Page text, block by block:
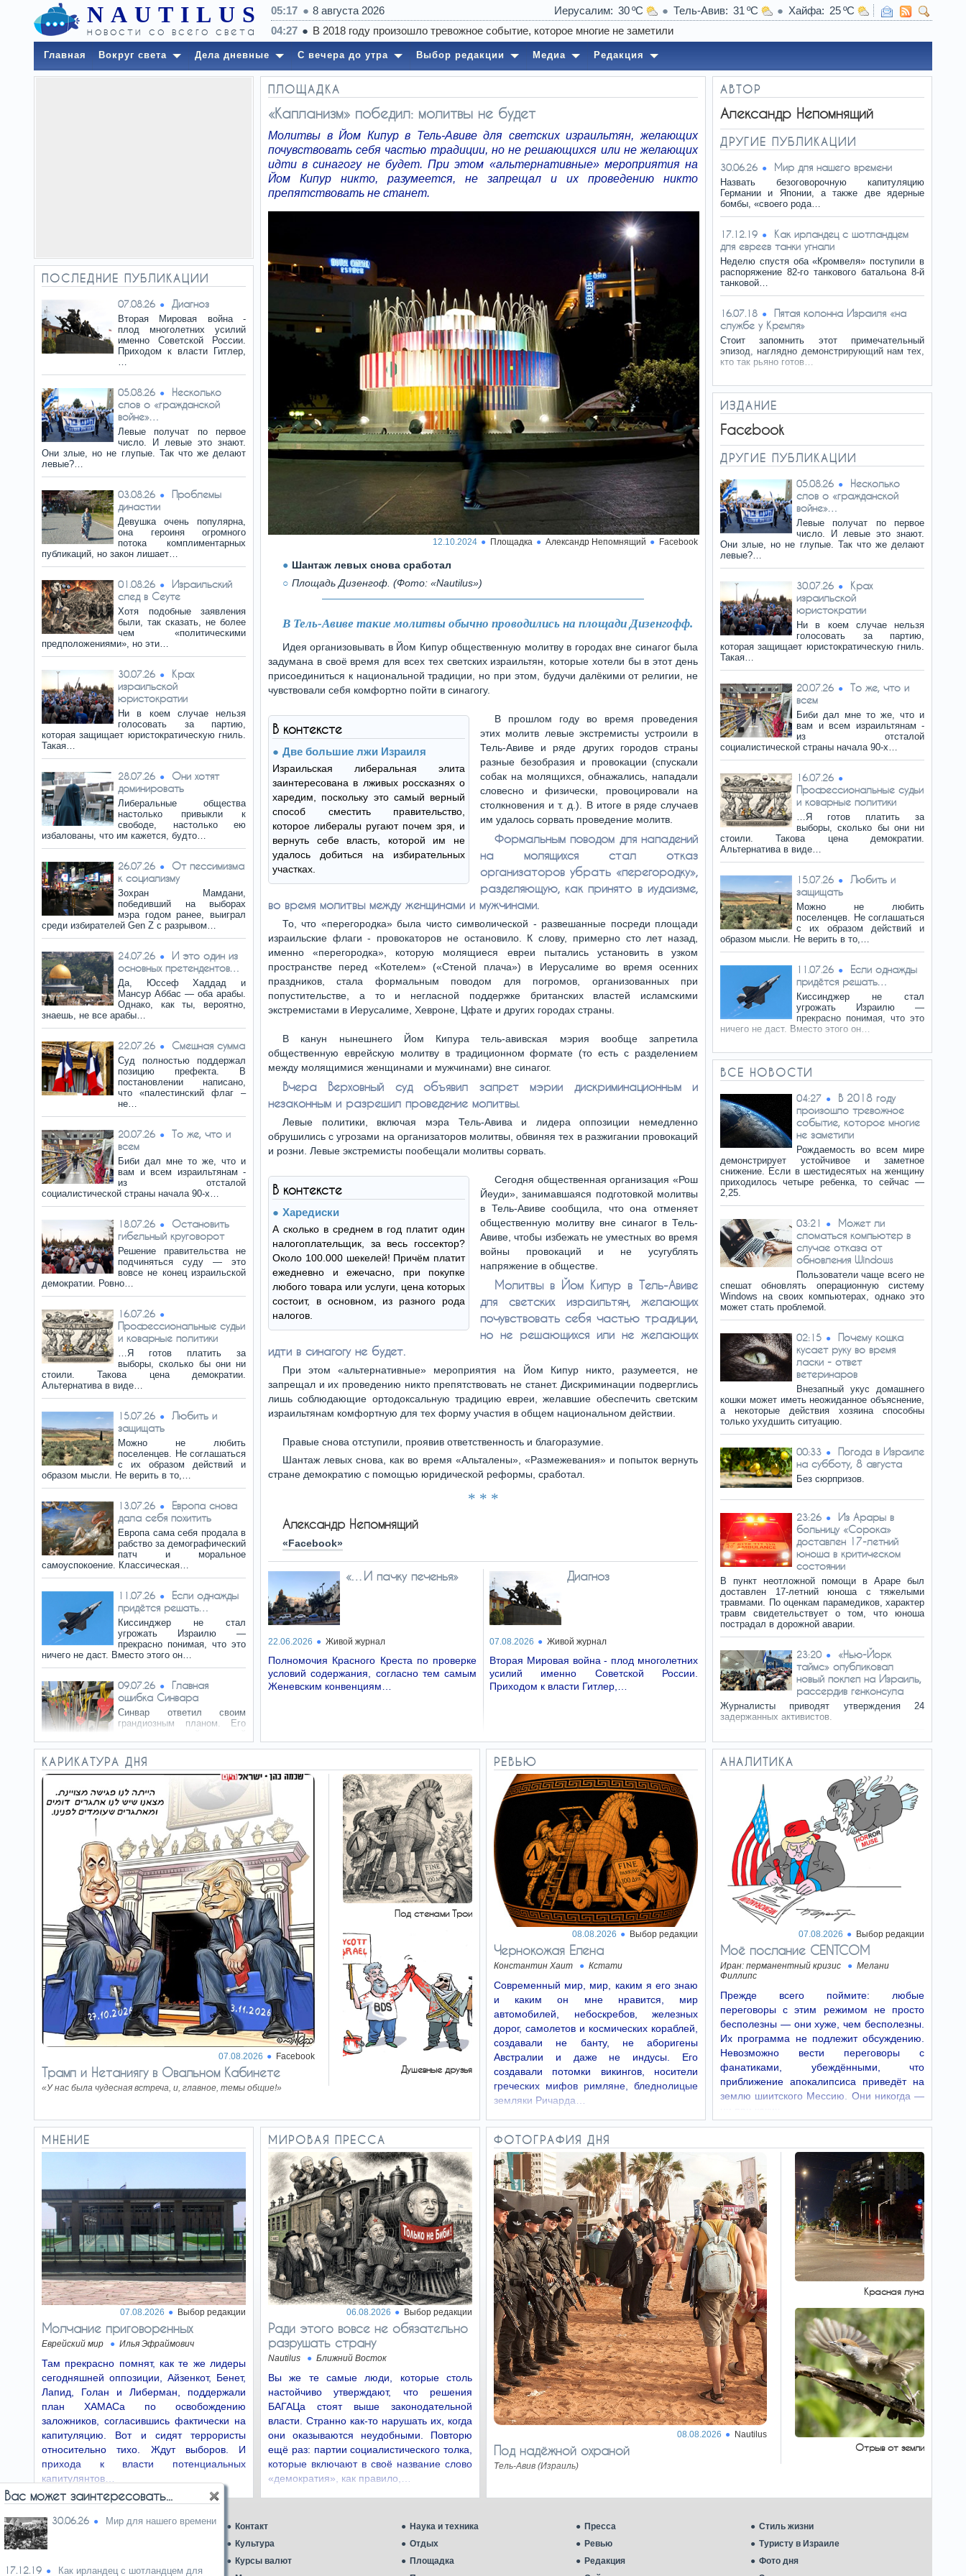
NAUTILUS
новости со всего света
05:17 8 августа 2026 Иерусалим 30 Тель-Авив 31 Хайфа
25
Главная Вокруг света Дела дневные С вечера до утра Выбор редакции Медиа Редакция
ПОСЛЕДНИЕ ПУБЛИКАЦИИ
07.08.26 Диагноз
Вторая Мировая война -
плод многолетних усилий
именно Советской России.
Приходом к власти Гитлер,
…
05.08.26
Несколько
слов о «гражданской
войне»…
Левые получат по первое
число. И левые это знают.
Они злые, но не глупые. Так что же делают
левые?…
03.08.26
Проблемы
династии
Девушка очень популярна,
она героиня огромного
потока комплиментарных
публикаций, но закон лишает…
01.08.26
Израильский
след в Сеуте
Хотя подобные заявления
были, так сказать, не более
чем «политическими
предположениями», но эти…
30.07.26
Крах
израильской
юристократии
Ни в коем случае нельзя
голосовать за партию,
которая защищает юристократическую гниль.
Такая…
28.07.26
Они хотят
доминировать
Либеральные общества
настолько привыкли к
свободе, настолько ею
избалованы, что им кажется, будто…
26.07.26
От пессимизма
к социализму
Зохран Мамдани,
победивший на выборах
мэра годом ранее, выиграл
среди избирателей Gen Z с разрывом…
24.07.26
И это один из
основных претендентов…
Да, Юссеф Хаддад и
Мансур Аббас — оба арабы.
Однако, как ты, вероятно,
знаешь, не все арабы…
22.07.26 Смешная сумма
Суд полностью поддержал
позицию префекта. В
постановлении написано,
что «палестинский флаг –
не…
20.07.26
То же, что и
всем
Биби дал мне то же, что и
вам и всем израильтянам -
из отсталой
социалистической страны начала 90-х…
18.07.26
Остановить
гибельный круговорот
Решение правительства не
подчиняться суду — это
вовсе не конец израильской
демократии. Ровно…
16.07.26
Профессиональные судьи
и коварные политики
…Я готов платить за
выборы, сколько бы они ни
стоили. Такова цена демократии.
Альтернатива в виде…
15.07.26
Любить и
защищать
Можно не любить
поселенцев. Не соглашаться
с их образом действий и
образом мысли. Не верить в то,…
13.07.26
Европа снова
дала себя похитить
Европа сама себя продала в
рабство за демографический
патч и моральное
самоуспокоение. Классическая…
11.07.26
Если однажды
придётся решать…
Киссинджер не стал
угрожать Израилю —
прекрасно понимая, что это
ничего не даст. Вместо этого он…
09.07.26
Главная
ошибка Синвара
Синвар ответил своим
грандиозным планом. Его
предполагал внезапную…
07.07.26
Почему Раола
находится под следствием
Сожаление, что нельзя
сбросить на Израиль
ядерную бомбу, является
защищённой политической речью. Но…
05.07.26
Перед нами –
лжец
Если бы командиру дивизии
действительно сообщили,
что ХАМАС готовит
масштабное наступление по всему…
03.07.26
Когда
восстановится Хизбалла?
И рассказы о поваленном
трактором электронном
заборе тоже забудьте:
проблема была не в заборе. Все…
01.07.26
Бойцы
ненавидимого фронта
Проблема с харедим - это не
их нежелание служить в
армии. Проблема - это их
нашего времени
Японии, а также две
ядерные бомбы, «своего рода…
28.06.26
Требовалось
нечто новое
Можно сказать: «Война
связана с ростом числа
детских браков». Это
описательное, нейтральное…
26.06.26
Несколько
слов о конфликте
интересов…
суда Ицхак Амит. При
назначении в Верховный суд он подписал
соглашение о…
Сначала гей-
парад, а потом игра
Ни одна группа мира, будь
то женщины, геи,
афроамериканцы или члены
общества защиты зелёных…
22.06.26
«…И пачку
печенья»
Креста по проверке условий
содержания, согласно тем
самым Женевским конвенциям…
ПЛОЩАДКА
«Капланизм» победил: молитвы не будет
Молитвы в Йом Кипур в Тель-Авиве для светских израильтян, желающих
почувствовать себя частью традиции, но не решающихся или не желающих
идти в синагогу не будет. При этом «альтернативные» мероприятия на
Йом Кипур никто, разумеется, не запрещал и их проведению никто
препятствовать не станет.
12.10.2024 Площадка Александр Непомнящий Facebook
Шантаж левых снова сработал
Площадь Дизенгоф. (Фото: «Nautilus»)
В Тель-Авиве такие молитвы обычно проводились на площади Дизенгофф.
Идея организовывать в Йом Кипур общественную молитву в городах вне синагог была
задумана в своё время для всех тех светских израильтян, которые хотели бы в этот день
присоединиться к национальной традиции, но при этом, будучи далёкими от религии, не
чувствовали себя комфортно пойти в синагогу.
В контексте
Две большие лжи Израиля
Израильская либеральная элита
заинтересована в лживых россказнях о
харедим, поскольку это самый верный
способ сместить правительство,
которое либералы ругают почем зря, и
вернуть себе власть, которой им не
удалось добиться на избирательных
участках.
В прошлом году во время проведения
этих молитв левые экстремисты устроили в
Тель-Авиве и ряде других городов страны
разные безобразия и провокации (спускали
собак на молящихся, обнажались, нападали
словесно и физически, провоцировали на
столкновения и т. д.). В итоге в ряде случаев
им удалось сорвать проведение молитв.
Формальным поводом для нападений
на молящихся стал отказ
организаторов убрать «перегородку»,
разделяющую, как принято в иудаизме,
во время молитвы между женщинами и мужчинами.
То, что «перегородка» была чисто символической - развешанные посреди площади
израильские флаги - провокаторов не остановило. К слову, примерно сто лет назад,
именно «перегородка», которую молящиеся евреи пытались установить в узком
пространстве перед «Котелем» («Стеной плача») в Иерусалиме во время осенних
праздников, стала формальным поводом для погромов, организованных при
попустительстве, а то и негласной поддержке британских властей исламскими
экстремистами в Иерусалиме, Хевроне, Цфате и других городах страны.
В канун нынешнего Йом Кипура тель-авивская мэрия вообще запретила
общественную еврейскую молитву в традиционном формате (то есть с разделением
между молящимися женщинами и мужчинами) вне синагог.
Вчера Верховный суд объявил запрет мэрии дискриминационным и
незаконным и разрешил проведение молитвы.
Левые политики, включая мэра Тель-Авива и лидера оппозиции немедленно
обрушились с угрозами на организаторов молитвы, обвиняя тех в разжигании провокаций
и розни. Левые экстремисты пообещали молитвы сорвать.
В контексте
Харедиски
А сколько в среднем в год платит один
налогоплательщик, за весь госсектор?
Около 100.000 шекелей! Причём платит
ежедневно и ежечасно, при покупке
любого товара или услуги, цена которых
состоит, в основном, из разного рода
налогов.
Сегодня общественная организация «Рош
Йеуди», занимавшаяся подготовкой молитвы
в Тель-Авиве сообщила, что она отменяет
общественную молитву вне синагог в Тель-
Авиве, чтобы избежать не уместных во время
войны провокаций и не усугублять
напряжение в обществе.
Молитвы в Йом Кипур в Тель-Авиве
для светских израильтян, желающих
почувствовать себя частью традиции,
но не решающихся или не желающих
идти в синагогу не будет.
При этом «альтернативные» мероприятия на Йом Кипур никто, разумеется, не
запрещал и их проведению никто препятствовать не станет. Дискриминации подверглись
лишь соблюдающие ортодоксальную традицию евреи, желавшие обеспечить светским
израильтянам комфортную для тех форму участия в общем национальном действии.
Правые снова отступили, проявив ответственность и благоразумие.
Шантаж левых снова, как во время «Альталены», «Размежевания» и попыток вернуть
стране демократию с помощью юридической реформы, сработал.
* * *
Александр Непомнящий
«Facebook»
«…И пачку печенья»
22.06.2026 Живой журнал
Полномочия Красного Креста по проверке
условий содержания, согласно тем самым
Женевским конвенциям…
Диагноз
07.08.2026 Живой журнал
Вторая Мировая война - плод многолетних
усилий именно Советской России.
Приходом к власти Гитлер,…
АВТОР
Александр Непомнящий
ДРУГИЕ ПУБЛИКАЦИИ
30.06.26 Мир для нашего времени
Назвать безоговорочную капитуляцию
Германии и Японии, а также две ядерные
бомбы, «своего рода…
17.12.19
Как ирландец с шотландцем
для евреев танки угнали
Неделю спустя оба «Кромвеля» поступили в
распоряжение 82-го танкового батальона 8-й
танковой…
16.07.18
Пятая колонна Израиля «на
службе у Кремля»
Cтоит запомнить этот примечательный
эпизод, наглядно демонстрирующий нам тех,
кто так рьяно готов…
ИЗДАНИЕ
Facebook
ДРУГИЕ ПУБЛИКАЦИИ
05.08.26
Несколько
слов о «гражданской
войне»…
Левые получат по первое
число. И левые это знают.
Они злые, но не глупые. Так что же делают
левые?…
30.07.26
Крах
израильской
юристократии
Ни в коем случае нельзя
голосовать за партию,
которая защищает юристократическую гниль.
Такая…
20.07.26
То же, что и
всем
Биби дал мне то же, что и
вам и всем израильтянам -
из отсталой
социалистической страны начала 90-х…
16.07.26
Профессиональные судьи
и коварные политики
…Я готов платить за
выборы, сколько бы они ни
стоили. Такова цена демократии.
Альтернатива в виде…
15.07.26
Любить и
защищать
Можно не любить
поселенцев. Не соглашаться
с их образом действий и
образом мысли. Не верить в то,…
11.07.26
Если однажды
придётся решать…
Киссинджер не стал
угрожать Израилю —
прекрасно понимая, что это
ничего не даст. Вместо этого он…
ВСЕ НОВОСТИ
04:27
В 2018 году
произошло тревожное
событие, которое многие
не заметили
Рождаемость во всем мире
демонстрирует устойчивое и заметное
снижение. Если в шестидесятых на женщину
приходилось четыре ребенка, то сейчас —
2,25.
03:21
Может ли
сломаться компьютер в
случае отказа от
обновления Windows
Пользователи чаще всего не
спешат обновлять операционную систему
Windows на своих компьютерах, однако это
может стать проблемой.
02:15
Почему кошка
кусает руку во время
ласки - ответ
ветеринаров
Внезапный укус домашнего
кошки может иметь неожиданное объяснение,
а некоторые действия хозяина способны
только ухудшить ситуацию.
00:33
Погода в Израиле
на субботу, 8 августа
Без сюрпризов.
23:26
Из Арары в
больницу «Сорока»
доставлен 17-летний
юноша в критическом
состоянии
В пункт неотложной помощи в Араре был
доставлен 17-летний юноша с тяжелыми
травмами. По оценкам парамедиков, характер
травм свидетельствует о том, что юноша
пострадал в дорожной аварии.
23:20
«Нью-Йорк
таймс» опубликовал
новый поклеп на Израиль,
рассердив генконсула
Журналисты приводят утверждения 24
задержанных активистов.
23:11
Путин боится
избегает поездок по
России - СМИ
После длительной паузы российский
диктатор возобновил поездки по стране,
однако география его последних визитов
заметно изменилась.
22:53
И грянул Грэм:
Сенат США одобрил
ужесточение санкций
против России и Ирана
Законопроект, разработанный покойным
сенатором, должен заставить Владимира
Путина пойти на уступки в условиях
затянувшейся войны.
продукта
Европейский рынок сахара
может столкнуться с
заметным сокращением производства.
Сочетание уменьшения посевных площадей и
аномальной жары способно привести к тому,
что урожай сахарной свеклы окажется…
22:45
Какой вид хлеба
контроля сахара в крови
мощному содержанию
минералов и клетчатки улучшают
пищеварение и общее самочувствие.
22:39
Сенат США
одобрил законопроект
Линдси Грэма о санкциях
против Ирана и России
Сенат США подавляющим
большинством голосов одобрил законопроект
о новых санкциях против России и Ирана,
который ранее продвигал покойный сенатор-
республиканец Линдси Грэм.
22:35
Израиль готовит
военный мегаплан:
населению грозят новые
налоги
План масштабного усиления
обороны потребует сотен миллиардов
шекелей, а его реализация может создать
серьезную нагрузку на бюджет страны.
22:33
Почему Израиль
до сих пор не решил
Но когда мы почувствуем эффект?
22:25
КАРИКАТУРА ДНЯ
07.08.2026 Facebook
Трамп и Нетаниягу в Овальном Кабинете
«У нас была чудесная встреча, и, главное, темы общие!»
Под стенами Трои
Душевные друзья
РЕВЬЮ
08.08.2026 Выбор редакции
Чернокожая Елена
Константин Хаит Кстати
Современный мир, мир, каким я его знаю
и каким он мне нравится, мир
автомобилей, небоскребов, железных
дорог, самолетов и космических кораблей,
создавали не банту, не аборигены
Австралии и даже не индусы. Его
создавали потомки викингов, носители
греческих мифов римляне, бледнолицые
земляки Ричарда…
АНАЛИТИКА
07.08.2026 Выбор редакции
Моё послание CENTCOM
Иран: перманентный кризис
Мелани
Филлипс
Прежде всего поймите: любые
переговоры с этим режимом не просто
бесполезны — они хуже, чем бесполезны.
Их программа не подлежит обсуждению.
Невозможно вести переговоры с
фанатиками, убеждёнными, что
приближение апокалипсиса приведёт на
землю шиитского Мессию. Они никогда —
МНЕНИЕ
07.08.2026 Выбор редакции
Молчание приговоренных
Еврейский мир Илья Эфраймович
Там прекрасно помнят, как те же лидеры
сегодняшней оппозиции, Айзенкот, Бенет,
Лапид, Голан и Либерман, поддержали
план ХАМАСа по освобождению
заложников, согласившись фактически на
капитуляцию. Вот и сидят террористы
относительно тихо. Ждут выборов. И
прихода к власти потенциальных
капитулянтов…
МИРОВАЯ ПРЕССА
06.08.2026 Выбор редакции
Ради этого вовсе не обязательно
разрушать страну
Nautilus Ближний Восток
Вы же те самые люди, которые столь
настойчиво утверждают, что решения
БАГАЦа стоят выше законодательной
власти. Странно как-то нарушать их, когда
они оказываются неудобными. Повторю
ещё раз: партии социалистического толка,
которые включают в своё название слово
«демократия», как правило,…
ФОТОГРАФИЯ ДНЯ
08.08.2026 Nautilus
Под надёжной охраной
Тель-Авив (Израиль)
Красная луна
Отрыв от земли
Вас может заинтересовать...
30.06.26 Мир для нашего времени
17.12.19 Как ирландец с шотландцем для
Главная Контакт Наука и техника Пресса
Стиль жизни
Культура Отдых Ревью
Туристу в Израиле
Курсы валют Площадка Редакция
Фото дня